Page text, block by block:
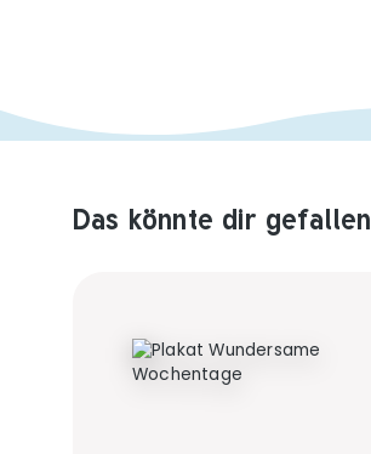
Produktempfehlungen überspringen
Das könnte dir gefallen